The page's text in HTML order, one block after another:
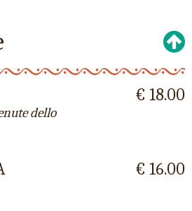
dello
€ 18.00
€ 16.00